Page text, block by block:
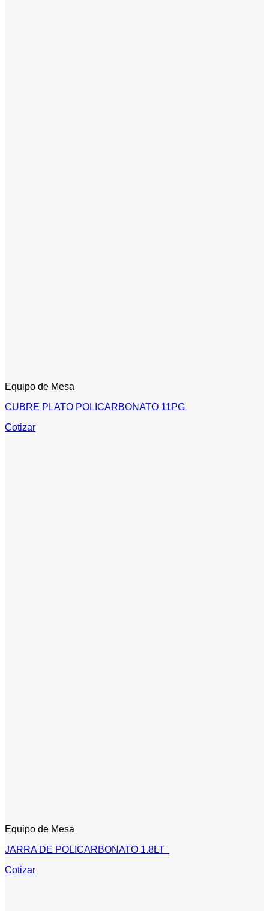
Equipo de Mesa
CUBRE PLATO POLICARBONATO 11PG
Cotizar
Equipo de Mesa
JARRA DE POLICARBONATO 1.8LT
Cotizar